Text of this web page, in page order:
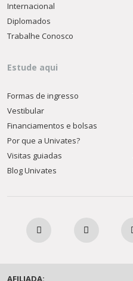
Internacional
Diplomados
Trabalhe Conosco
Estude aqui
Formas de ingresso
Vestibular
Financiamentos e bolsas
Por que a Univates?
Visitas guiadas
Blog Univates
AFILIADA: